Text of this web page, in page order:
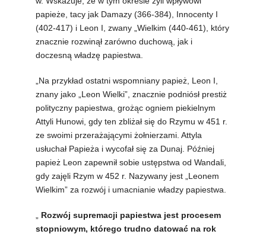
papieże, tacy jak Damazy (366-384), Innocenty I
(402-417) i Leon I, zwany „Wielkim (440-461), który
znacznie rozwinął zarówno duchową, jak i
doczesną władzę papiestwa.
„Na przykład ostatni wspomniany papież, Leon I,
znany jako „Leon Wielki”, znacznie podniósł prestiż
polityczny papiestwa, grożąc ogniem piekielnym
Attyli Hunowi, gdy ten zbliżał się do Rzymu w 451 r.
ze swoimi przerażającymi żołnierzami. Attyla
usłuchał Papieża i wycofał się za Dunaj. Później
papież Leon zapewnił sobie ustępstwa od Wandali,
gdy zajęli Rzym w 452 r. Nazywany jest „Leonem
Wielkim” za rozwój i umacnianie władzy papiestwa.
Rozwój supremacji papiestwa jest procesem
stopniowym, którego trudno datować na rok